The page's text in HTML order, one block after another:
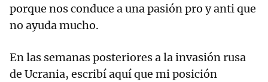
porque nos conduce a una pasión pro y anti que
no ayuda mucho.
En las semanas posteriores a la invasión rusa
de Ucrania, escribí aquí que mi posición